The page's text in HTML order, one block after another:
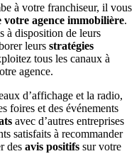
à votre franchiseur, il vous
agence immobilière.
à disposition de leurs
leurs stratégies
tous les canaux à
agence.
d’affichage et la radio,
foires et des événements
avec d’autres entreprises
satisfaits à recommander
des avis positifs sur votre